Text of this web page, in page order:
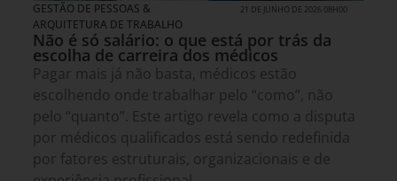
GESTÃO DE PESSOAS &
ARQUITETURA DE TRABALHO
21 DE JUNHO DE 2026 08H00
Não é só salário: o que está por trás da
escolha de carreira dos médicos
Pagar mais já não basta, médicos estão
escolhendo onde trabalhar pelo “como”, não
pelo “quanto”. Este artigo revela como a disputa
por médicos qualificados está sendo redefinida
por fatores estruturais, organizacionais e de